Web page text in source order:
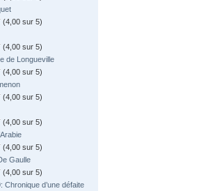
(4,00 sur 5)
(4,00 sur 5)
de Longueville
(4,00 sur 5)
(4,00 sur 5)
(4,00 sur 5)
(4,00 sur 5)
Gaulle
(4,00 sur 5)
Chronique d’une défaite